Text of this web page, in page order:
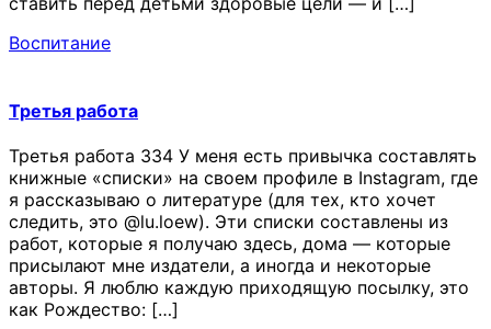
Воспитание
Третья работа
Третья работа 334 У меня есть привычка составлять
книжные «списки» на своем профиле в Instagram, где
я рассказываю о литературе (для тех, кто хочет
следить, это @lu.loew). Эти списки составлены из
работ, которые я получаю здесь, дома — которые
присылают мне издатели, а иногда и некоторые
авторы. Я люблю каждую приходящую посылку, это
как Рождество: […]